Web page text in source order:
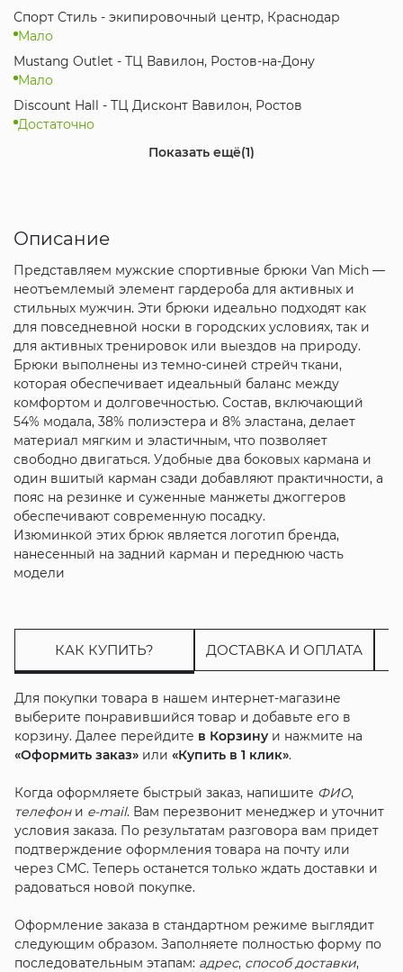
Спорт Стиль - экипировочный центр, Краснодар
Мало
Mustang Outlet - ТЦ Вавилон, Ростов-на-Дону
Мало
Discount Hall - ТЦ Дисконт Вавилон, Ростов
Достаточно
Показать ещё(1)
Описание
Представляем мужские спортивные брюки Van Mich —
неотъемлемый элемент гардероба для активных и
стильных мужчин. Эти брюки идеально подходят как
для повседневной носки в городских условиях, так и
для активных тренировок или выездов на природу.
Брюки выполнены из темно-синей стрейч ткани,
которая обеспечивает идеальный баланс между
комфортом и долговечностью. Состав, включающий
54% модала, 38% полиэстера и 8% эластана, делает
материал мягким и эластичным, что позволяет
свободно двигаться. Удобные два боковых кармана и
один вшитый карман сзади добавляют практичности, а
пояс на резинке и суженные манжеты джоггеров
обеспечивают современную посадку.
Изюминкой этих брюк является логотип бренда,
нанесенный на задний карман и переднюю часть
модели
КАК КУПИТЬ? ДОСТАВКА И ОПЛАТА
Для покупки товара в нашем интернет-магазине
выберите понравившийся товар и добавьте его в
корзину. Далее перейдите в Корзинуи нажмите на
«Оформить заказ»или «Купить в 1 клик».
Когда оформляете быстрый заказ, напишите ФИО,
телефони e-mail. Вам перезвонит менеджер и уточнит
условия заказа. По результатам разговора вам придет
подтверждение оформления товара на почту или
через СМС. Теперь останется только ждать доставки и
радоваться новой покупке.
Оформление заказа в стандартном режиме выглядит
следующим образом. Заполняете полностью форму по
последовательным этапам: адрес, способ доставки,